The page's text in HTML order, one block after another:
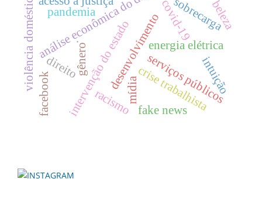
. desenvolvimento
análise econômica do direito
intervenção do estado serviços públicos
energia elétrica
covid-19
crise trabalhista
violência doméstica gênero
racismo
pandemia sobrecarga
direito
facebook mídia
beleza
intuição
fake news